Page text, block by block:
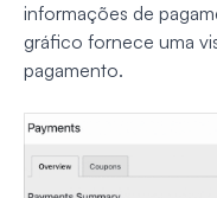
informações de
gráfico fornece uma
pagamento.